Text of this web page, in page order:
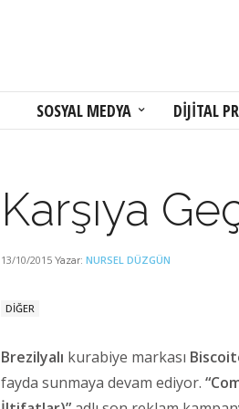
SOSYAL MEDYA DİJİTAL PR
Karşıya
13/10/2015 Yazar: NURSEL DÜZGÜN
DİĞER
Brezilyalı kurabiye markası
fayda sunmaya devam ediyor.